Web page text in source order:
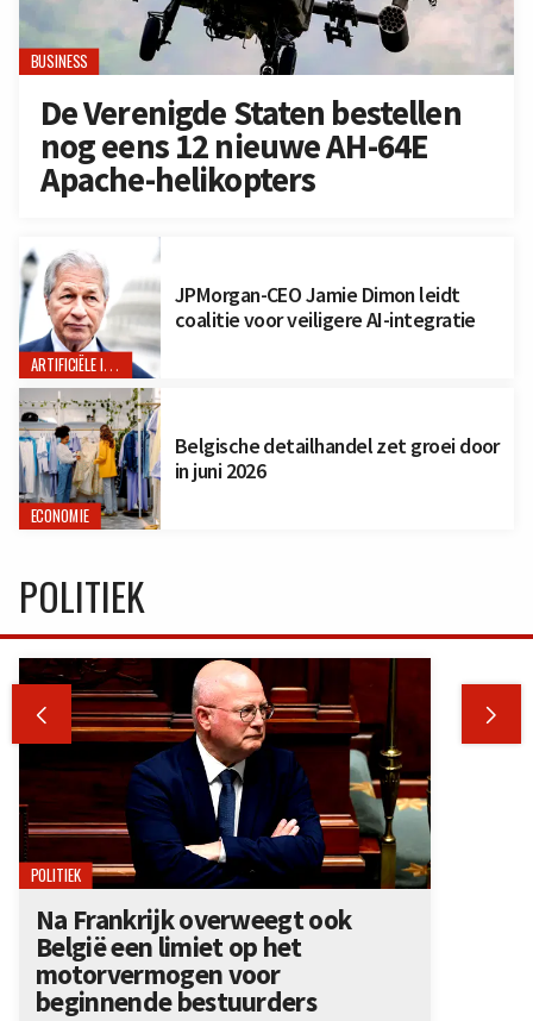
BUSINESS
De Verenigde Staten bestellen
nog eens 12 nieuwe AH-64E
Apache-helikopters
ARTIFICIËLE INTELLIGENTIE
JPMorgan-CEO Jamie Dimon leidt
coalitie voor veiligere AI-integratie
ECONOMIE
Belgische detailhandel zet groei door
in juni 2026
POLITIEK
 
POLITIEK
Na Frankrijk overweegt ook
België een limiet op het
motorvermogen voor
beginnende bestuurders